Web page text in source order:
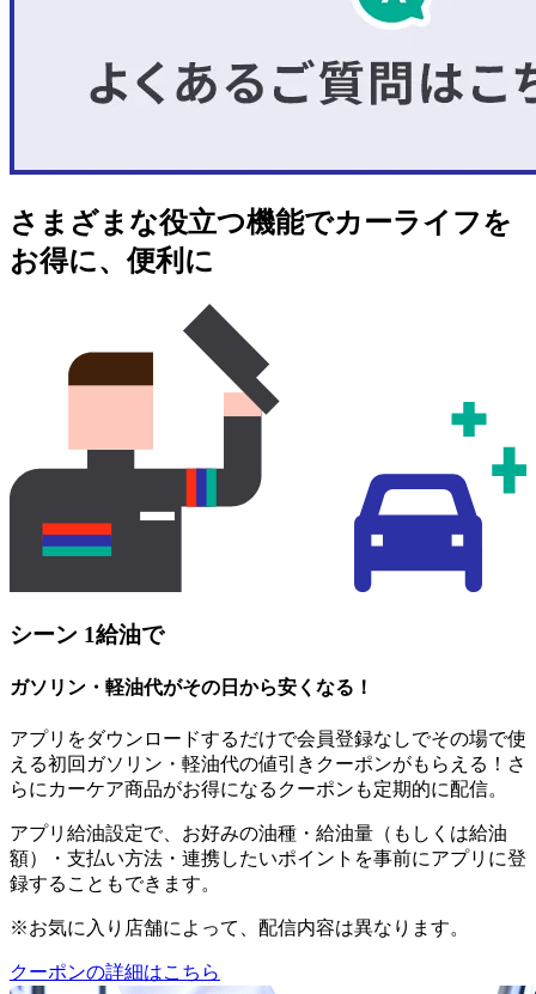
さまざまな役立つ機能でカーライフを
お得に、便利に
シーン 1給油で
ガソリン・軽油代がその日から安くなる！
アプリをダウンロードするだけで会員登録なしでその場で使
える初回ガソリン・軽油代の値引きクーポンがもらえる！さ
らにカーケア商品がお得になるクーポンも定期的に配信。
アプリ給油設定で、お好みの油種・給油量（もしくは給油
額）・支払い方法・連携したいポイントを事前にアプリに登
録することもできます。
※お気に入り店舗によって、配信内容は異なります。
クーポンの詳細はこちら